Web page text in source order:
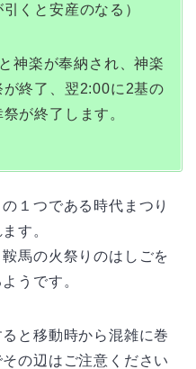
くと安産のなる）
神楽が奉納され、神楽
終了、翌2:00に2基の
が終了します。
１つである時代まつり
す。
馬の火祭りのはしごを
うです。
と移動時から混雑に巻
の辺はご注意ください